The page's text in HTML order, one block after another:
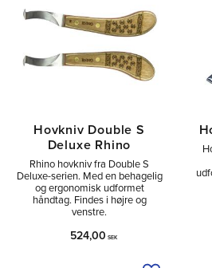
Hovkniv Double S
Deluxe Rhino
Rhino hovkniv fra Double S
Deluxe-serien. Med en behagelig
og ergonomisk udformet
håndtag. Findes i højre og
venstre.
524,00 SEK